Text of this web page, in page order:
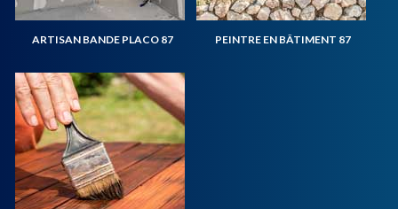
ARTISAN BANDE PLACO 87 PEINTRE EN BÂTIMENT 87